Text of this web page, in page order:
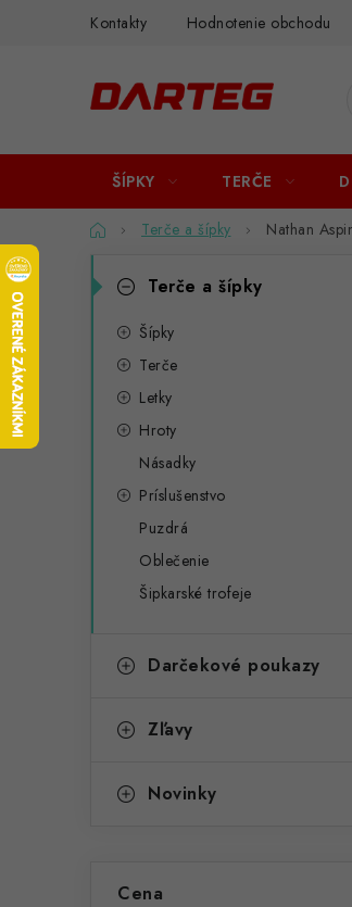
Kontakty Hodnotenie obchodu
ŠÍPKY TERČE
DomovTerče a šípky Nathan
B
l
kategórie
K
a
Terče a šípky
Šípky
Terče
Letky
Hroty
Násadky
Príslušenstvo
Puzdrá
Oblečenie
Šipkarské trofeje
Darčekové poukazy
Zľavy
Novinky
Cena